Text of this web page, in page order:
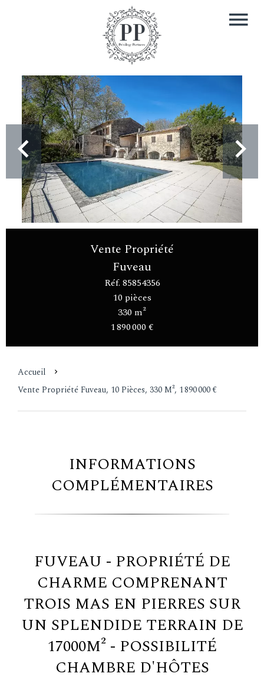
Vente Propriété
Fuveau
Réf. 85854356
10 pièces
330 m²
1 890 000 €
Accueil
Vente Propriété Fuveau, 10 Pièces, 330 M², 1 890 000 €
INFORMATIONS
COMPLÉMENTAIRES
FUVEAU - PROPRIÉTÉ DE
CHARME COMPRENANT
TROIS MAS EN PIERRES SUR
UN SPLENDIDE TERRAIN DE
17000M² - POSSIBILITÉ
CHAMBRE D'HÔTES